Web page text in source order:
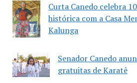
Curta Canedo celebra
histórica com a Casa
Kalunga
Senador Canedo
gratuitas de Karatê